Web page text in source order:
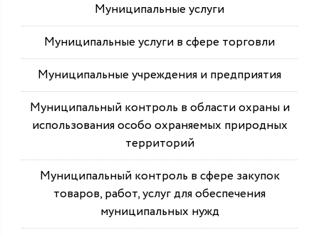
Муниципальные услуги
Муниципальные услуги в сфере торговли
Муниципальные учреждения и предприятия
Муниципальный контроль в области охраны и
использования особо охраняемых природных
территорий
Муниципальный контроль в сфере закупок
товаров, работ, услуг для обеспечения
муниципальных нужд